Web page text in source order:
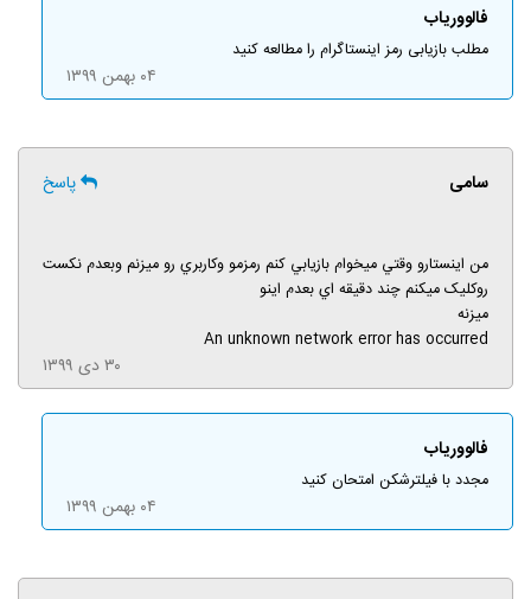
فالووریاب
مطلب بازیابی رمز اینستاگرام را مطالعه کنید
۰۴ بهمن ۱۳۹۹
سامی پاسخ
من اينستارو وقتي ميخوام بازيابي کنم رمزمو وکاربري رو ميزنم وبعدم نکست
روکليک ميکنم چند دقيقه اي بعدم اينو
ميزنه
An unknown network error has occurred
۳۰ دی ۱۳۹۹
فالووریاب
مجدد با فیلترشکن امتحان کنید
۰۴ بهمن ۱۳۹۹